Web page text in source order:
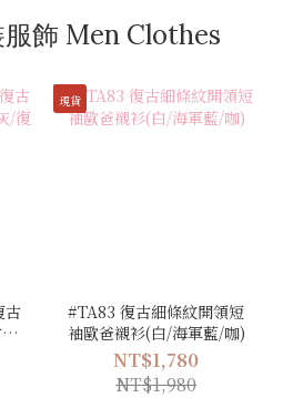
飾 Men Clothes
古
/
現貨
#TA83 復古細條紋開領短
袖歐爸襯衫(白/海軍藍/咖)
NT$1,780
NT$1,980